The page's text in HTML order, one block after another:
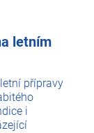
letním
přípravy
i